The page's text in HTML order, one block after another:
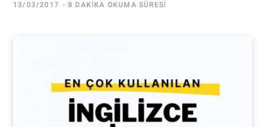
13/03/2017 8 DAKIKA OKUMA SÜRESI